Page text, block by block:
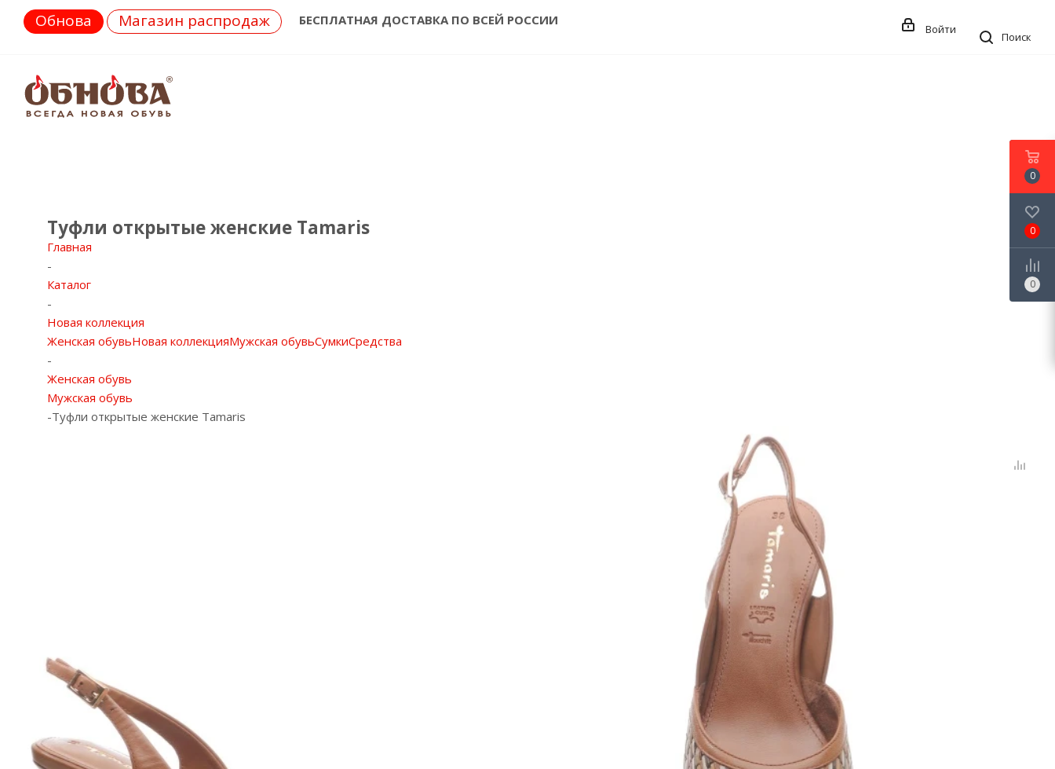
Обнова Магазин распродаж БЕСПЛАТНАЯ ДОСТАВКА ПО ВСЕЙ РОССИИ
Поиск
Войти
Туфли открытые женские Tamaris
Главная
-
Каталог
-
Новая коллекция
Женская обувьНовая коллекцияМужская обувьСумкиСредства
-
Женская обувь
Мужская обувь
-Туфли открытые женские Tamaris
0
0
0